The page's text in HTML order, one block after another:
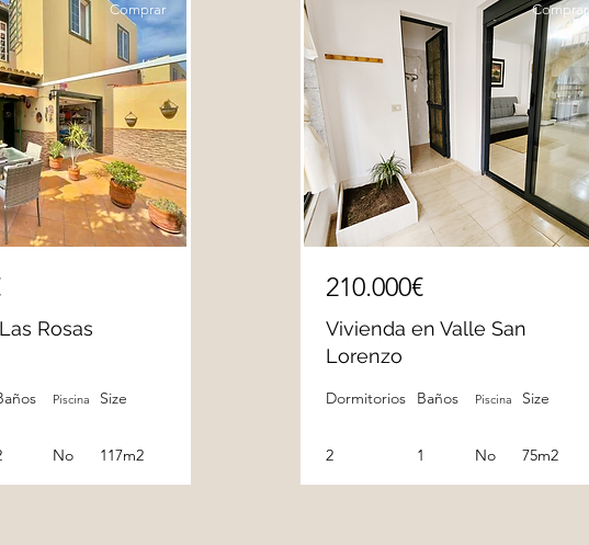
Comprar
Rosas
Piscina Size
No 117m2
Comprar
210.000€
Vivienda en Valle San
Lorenzo
Dormitorios Baños Piscina Size
2 1 No 75m2